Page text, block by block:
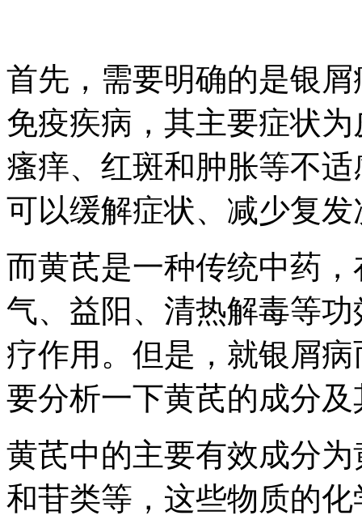
首先，需要明确的是银
免疫疾病，其主要症状
瘙痒、红斑和肿胀等不
可以缓解症状、减少复
而黄芪是一种传统中药
气、益阳、清热解毒等
疗作用。但是，就银屑
要分析一下黄芪的成分
黄芪中的主要有效成分
和苷类等，这些物质的